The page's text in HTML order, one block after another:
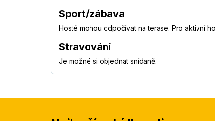
Sport/zábava
Hosté mohou odpočívat na terase. Pro aktivní
Stravování
Je možné si objednat snídaně.